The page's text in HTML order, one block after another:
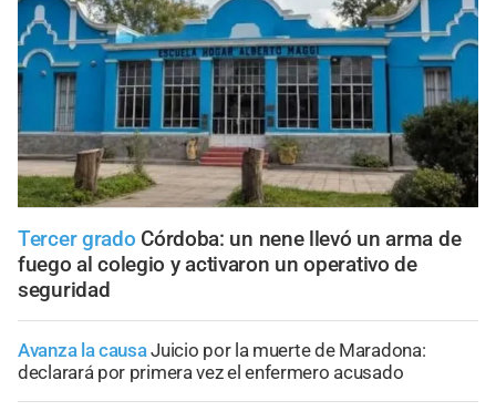
Tercer grado Córdoba: un nene llevó un arma de
fuego al colegio y activaron un operativo de
seguridad
Avanza la causaJuicio por la muerte de Maradona:
declarará por primera vez el enfermero acusado